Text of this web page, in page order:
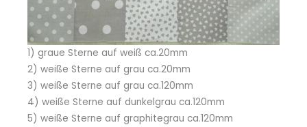
1) graue Sterne auf weiß ca.20mm
2) weiße Sterne auf grau ca.20mm
3) weiße Sterne auf grau ca.120mm
4) weiße Sterne auf dunkelgrau ca.120mm
5) weiße Sterne auf graphitegrau ca.120mm